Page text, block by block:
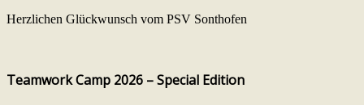
Herzlichen Glückwunsch vom PSV Sonthofen
Teamwork Camp 2026 – Special Edition